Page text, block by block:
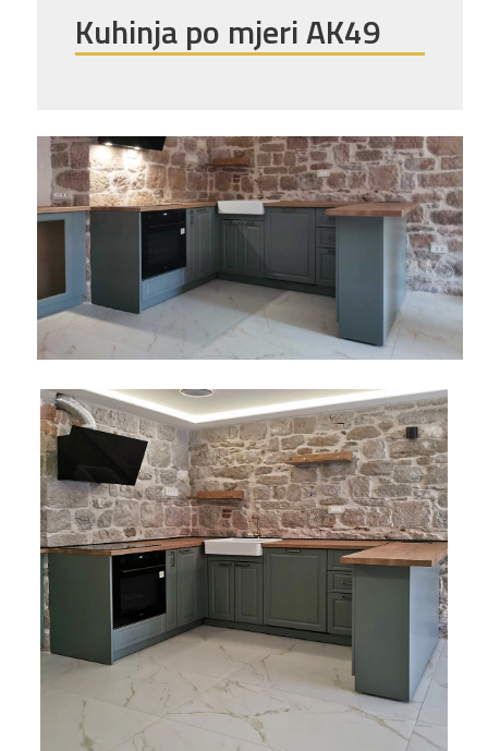
Pogledajte što je novo
u ponudi
Pločasti Alati i Vrt i Zaštitna
odjeća
Rasvjeta Boje i
lakovi
Građevinski
materijali
VodomaterijalVrata i
dovratnici
Bijela
tehnika
Metalna Elektromaterijal
Vijčana
namještaj
Kuhinja po mjeri AK49